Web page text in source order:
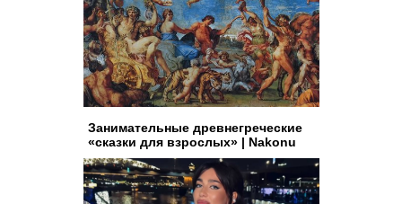
Занимательные древнегреческие
«сказки для взрослых» | Nakonu